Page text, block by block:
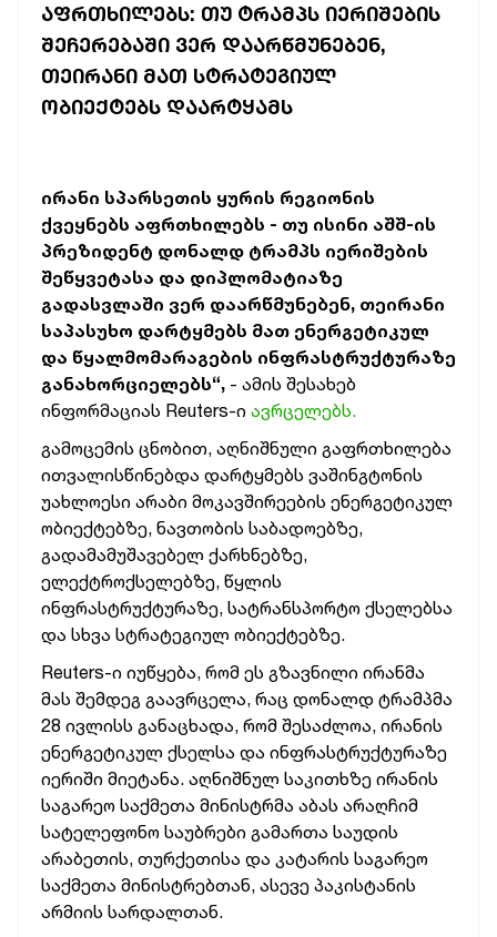
ᲐᲤᲠᲗᲮᲘᲚᲔᲑᲡ: ᲗᲣ ᲢᲠᲐᲛᲞᲡ ᲘᲔᲠᲘᲨᲔᲑᲘᲡ
ᲨᲔᲩᲔᲠᲔᲑᲐᲨᲘ ᲕᲔᲠ ᲓᲐᲐᲠᲬᲛᲣᲜᲔᲑᲔᲜ,
ᲗᲔᲘᲠᲐᲜᲘ ᲛᲐᲗ ᲡᲢᲠᲐᲢᲔᲒᲘᲣᲚ
ᲝᲑᲘᲔᲥᲢᲔᲑᲡ ᲓᲐᲐᲠᲢᲧᲐᲛᲡ
ირანი სპარსეთის ყურის რეგიონის
ქვეყნებს აფრთხილებს - თუ ისინი აშშ-ის
პრეზიდენტ დონალდ ტრამპს იერიშების
შეწყვეტასა და დიპლომატიაზე
გადასვლაში ვერ დაარწმუნებენ, თეირანი
საპასუხო დარტყმებს მათ ენერგეტიკულ
და წყალმომარაგების ინფრასტრუქტურაზე
განახორციელებს“, - ამის შესახებ
ინფორმაციას Reuters-ი ავრცელებს.
გამოცემის ცნობით, აღნიშნული გაფრთხილება
ითვალისწინებდა დარტყმებს ვაშინგტონის
უახლოესი არაბი მოკავშირეების ენერგეტიკულ
ობიექტებზე, ნავთობის საბადოებზე,
გადამამუშავებელ ქარხნებზე,
ელექტროქსელებზე, წყლის
ინფრასტრუქტურაზე, სატრანსპორტო ქსელებსა
და სხვა სტრატეგიულ ობიექტებზე.
Reuters-ი იუწყება, რომ ეს გზავნილი ირანმა
მას შემდეგ გაავრცელა, რაც დონალდ ტრამპმა
28 ივლისს განაცხადა, რომ შესაძლოა, ირანის
ენერგეტიკულ ქსელსა და ინფრასტრუქტურაზე
იერიში მიეტანა. აღნიშნულ საკითხზე ირანის
საგარეო საქმეთა მინისტრმა აბას არაღჩიმ
სატელეფონო საუბრები გამართა საუდის
არაბეთის, თურქეთისა და კატარის საგარეო
საქმეთა მინისტრებთან, ასევე პაკისტანის
არმიის სარდალთან.